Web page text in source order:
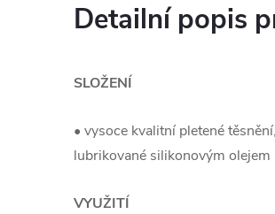
Detailní popis
SLOŽENÍ
• vysoce kvalitní pletené
lubrikované silikonovým olejem
VYUŽITÍ